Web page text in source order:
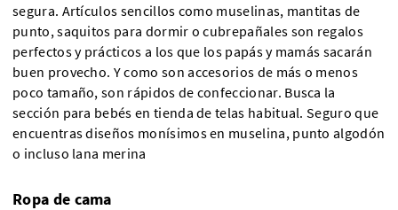
segura. Artículos sencillos como muselinas, mantitas de
punto, saquitos para dormir o cubrepañales son regalos
perfectos y prácticos a los que los papás y mamás sacarán
buen provecho. Y como son accesorios de más o menos
poco tamaño, son rápidos de confeccionar. Busca la
sección para bebés en tienda de telas habitual. Seguro que
encuentras diseños monísimos en muselina, punto algodón
o incluso lana merina
Ropa de cama